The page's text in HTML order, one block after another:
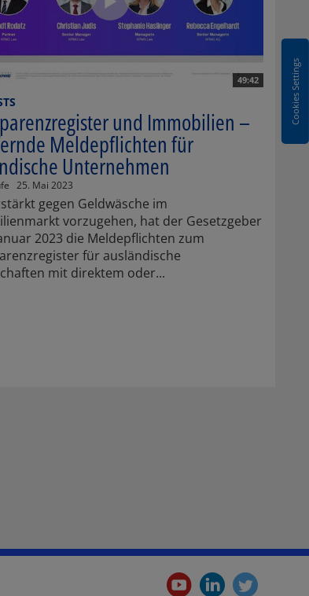
49:42
und Immobilien –
Meldepflichten für
Unternehmen
25. Mai 2023
gegen Geldwäsche im
vorzugehen, hat der Gesetzgeber
2023 die Meldepflichten zum
für ausländische
mit direktem oder...
Cookies Settings
youtube.